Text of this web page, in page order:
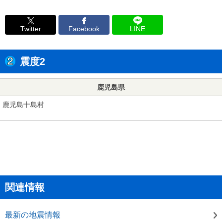
Twitter Facebook LINE
震度2
鹿児島県
鹿児島十島村
関連情報
最新の地震情報